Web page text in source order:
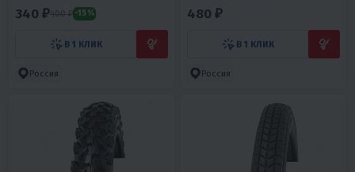
340 ₽400 ₽ -15%
В 1 КЛИК
Россия
ПЕТРОШИНА
480 ₽
В 1 КЛИК
Россия